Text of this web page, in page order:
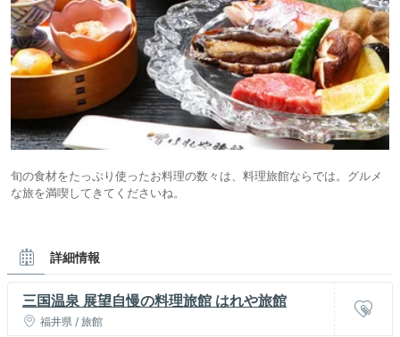
旬の食材をたっぷり使ったお料理の数々は、料理旅館ならでは。グルメ
な旅を満喫してきてくださいね。
詳細情報
三国温泉 展望自慢の料理旅館 はれや旅館
福井県 / 旅館